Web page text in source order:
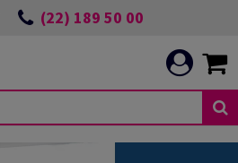
(22) 189 50 00